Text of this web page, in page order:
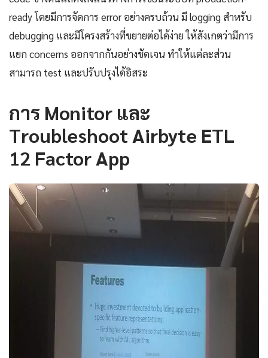
ready โดยมีการจัดการ error อย่างครบถ้วน มี logging สำหรับ
debugging และมีโครงสร้างที่ขยายต่อได้ง่าย ให้สังเกตว่ามีการ
แยก concerns ออกจากกันอย่างชัดเจน ทำให้แต่ละส่วน
สามารถ test และปรับปรุงได้อิสระ
การ Monitor และ
Troubleshoot Airbyte ETL
12 Factor App